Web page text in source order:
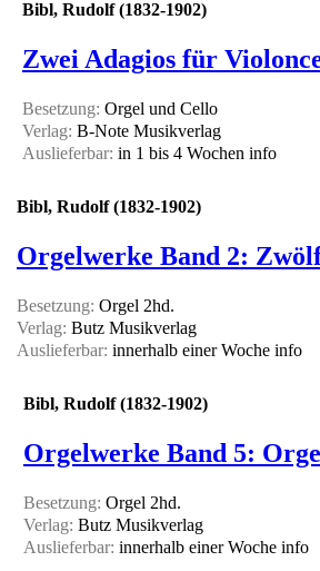
Bibl, Rudolf (1832-1902)
Zwei Adagios für
Besetzung: Orgel und Cello
Verlag: B-Note Musikverlag
Auslieferbar: in 1 bis 4 Wochen info
Bibl, Rudolf (1832-1902)
Orgelwerke Band 2:
Besetzung: Orgel 2hd.
Verlag: Butz Musikverlag
Auslieferbar: innerhalb einer Woche info
Bibl, Rudolf (1832-1902)
Orgelwerke Band 5:
Besetzung: Orgel 2hd.
Verlag: Butz Musikverlag
Auslieferbar: innerhalb einer Woche info